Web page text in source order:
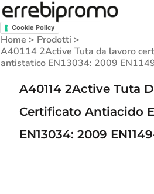
Cookie Policy
Home > Prodotti >
A40114 2Active Tuta da lavoro
antistatico EN13034: 2009
A40114 2Active Tuta
Certificato Antiacido
EN13034: 2009